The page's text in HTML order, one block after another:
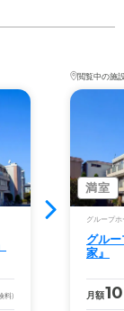
料)
閲覧中の施
満室
グループホ
グル
家』
月額